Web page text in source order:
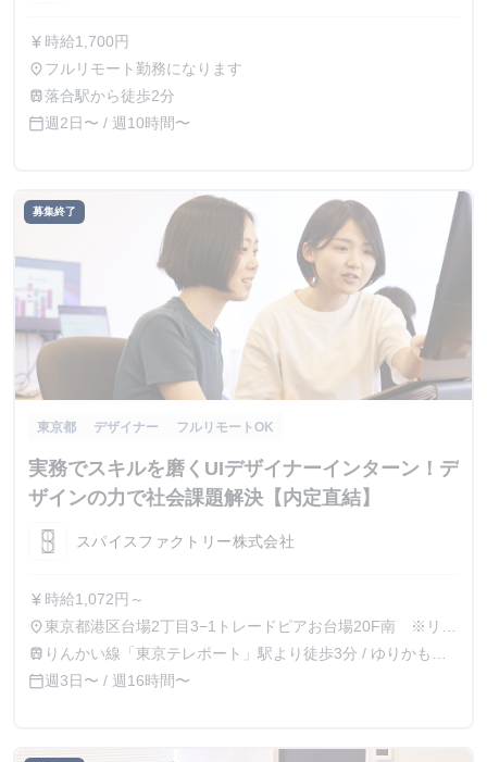
currency_yen 時給1,700円
place フルリモート勤務になります
train落合駅から徒歩2分
calendar_today週2日〜 / 週10時間〜
募集終了
東京都 デザイナー フルリモートOK
実務でスキルを磨くUIデザイナーインターン！デ
ザインの力で社会課題解決【内定直結】
スパイスファクトリー株式会社
currency_yen 時給1,072円～
place東京都港区台場2丁目3−1トレードピアお台場20F南 ※リモ
ート勤務あり
train りんかい線「東京テレポート」駅より徒歩3分 / ゆりかもめ
「お台場海浜公園」駅より徒歩3分
calendar_today週3日〜 / 週16時間〜